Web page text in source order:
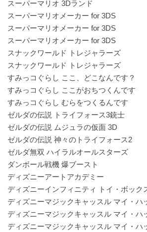
スーパーマリオ 3Dランド
スーパーマリオメーカー for 3DS
スーパーマリオメーカー for 3DS
スーパーマリオメーカー for 3DS
スナックワールド トレジャラーズ
スナックワールド トレジャラーズ
すみっコぐらし ここ、どこなんです？
すみっコぐらし ここがおちつくんです
すみっコぐらし むらをつくるんです
ゼルダの伝説 トライフォース3銃士
ゼルダの伝説 ムジュラの仮面 3D
ゼルダの伝説 神々のトライフォース2
ゼルダ無双 ハイラルオールスターズ
ダンボール戦機 爆ブースト
ディズニーアートアカデミー
ディズニーインフィニティ トイ・ボック
ディズニーマジックキャッスル マイ・ハ
ディズニーマジックキャッスル マイ・ハ
ディズニーマジックキャッスル マイ・ハ